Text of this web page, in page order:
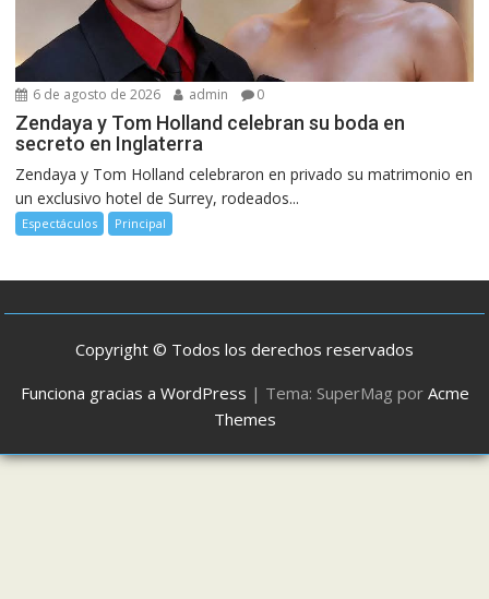
6 de agosto de 2026 admin 0
Zendaya y Tom Holland celebran su boda en
secreto en Inglaterra
Zendaya y Tom Holland celebraron en privado su matrimonio en
un exclusivo hotel de Surrey, rodeados...
Espectáculos Principal
Copyright © Todos los derechos reservados
Funciona gracias a WordPress | Tema: SuperMag por Acme
Themes